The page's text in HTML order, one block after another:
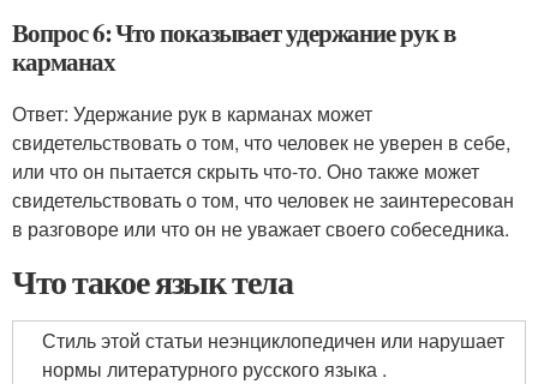
Вопрос 6: Что показывает удержание рук в
карманах
Ответ: Удержание рук в карманах может
свидетельствовать о том, что человек не уверен в себе,
или что он пытается скрыть что-то. Оно также может
свидетельствовать о том, что человек не заинтересован
в разговоре или что он не уважает своего собеседника.
Что такое язык тела
Стиль этой статьи неэнциклопедичен или нарушает
нормы литературного русского языка .